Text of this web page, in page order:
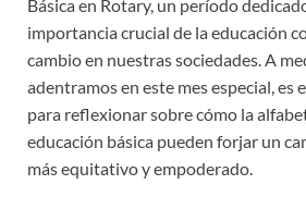
Básica en Rotary, un período
importancia crucial de la educación
cambio en nuestras sociedades. A
adentramos en este mes especial, es
para reflexionar sobre cómo la
educación básica pueden forjar un
más equitativo y empoderado.